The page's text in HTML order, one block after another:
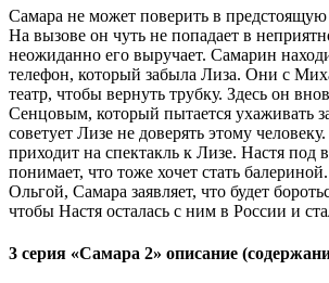
Самара не может поверить в предстоящую
На вызове он чуть не попадает в
неожиданно его выручает. Самарин
телефон, который забыла Лиза. Они с
театр, чтобы вернуть трубку. Здесь он
Сенцовым, который пытается ухаживать
советует Лизе не доверять этому
приходит на спектакль к Лизе. Настя под
понимает, что тоже хочет стать
Ольгой, Самара заявляет, что будет
чтобы Настя осталась с ним в России и
3 серия «Самара 2» описание